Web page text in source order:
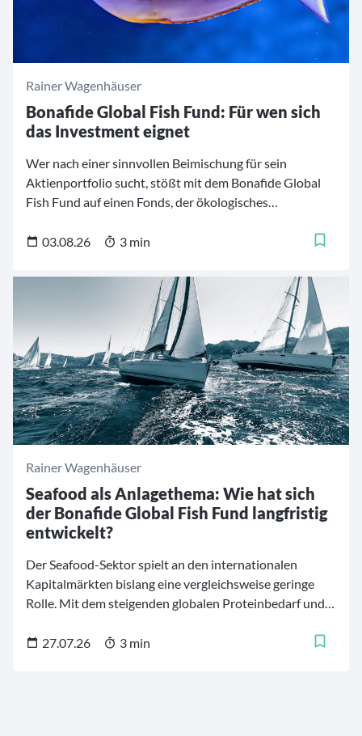
Rainer Wagenhäuser
Bonafide Global Fish Fund: Für wen sich
das Investment eignet
Wer nach einer sinnvollen Beimischung für sein
Aktienportfolio sucht, stößt mit dem Bonafide Global
Fish Fund auf einen Fonds, der ökologisches
strukturelles Wachstumspotenzial verbindet. Der global
der Wertschöpfungskette des Seafood-Sektors. Der
folgende Beitrag schließt unsere sechsteilige
Artikelreihe zum Bonafide Global Fish Fund ab und
widmet sich der Frage, für welchen Anlegertyp der
Fonds konzipiert ist und welche Rolle er im Depot
übernehmen kann.
03.08.26 3 min
Rainer Wagenhäuser
Seafood als Anlagethema: Wie hat sich
der Bonafide Global Fish Fund langfristig
entwickelt?
Der Seafood-Sektor spielt an den internationalen
Kapitalmärkten bislang eine vergleichsweise geringe
Rolle. Mit dem steigenden globalen Proteinbedarf und
jedoch die wirtschaftliche Relevanz der Branche. Der
27.07.26 3 min